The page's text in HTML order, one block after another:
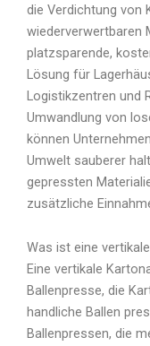
die Verdichtung von
wiederverwertbaren
platzsparende,
Lösung für
Logistikzentren und
Umwandlung von
können
Umwelt sauberer
gepressten
zusätzliche
Was ist eine
Eine vertikale
Ballenpresse, die
handliche Ballen
Ballenpressen, die